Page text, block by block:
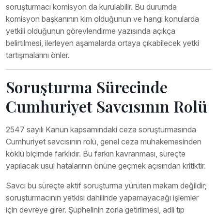
soruşturmacı komisyon da kurulabilir. Bu durumda
komisyon başkanının kim olduğunun ve hangi konularda
yetkili olduğunun görevlendirme yazısında açıkça
belirtilmesi, ilerleyen aşamalarda ortaya çıkabilecek yetki
tartışmalarını önler.
Soruşturma Sürecinde
Cumhuriyet Savcısının Rolü
2547 sayılı Kanun kapsamındaki ceza soruşturmasında
Cumhuriyet savcısının rolü, genel ceza muhakemesinden
köklü biçimde farklıdır. Bu farkın kavranması, süreçte
yapılacak usul hatalarının önüne geçmek açısından kritiktir.
Savcı bu süreçte aktif soruşturma yürüten makam değildir;
soruşturmacının yetkisi dahilinde yapamayacağı işlemler
için devreye girer. Şüphelinin zorla getirilmesi, adli tıp